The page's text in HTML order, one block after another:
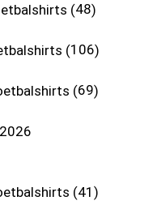
48
106
69
41